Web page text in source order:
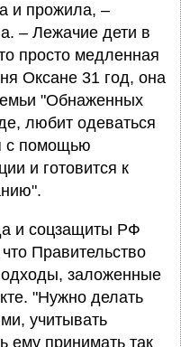
и прожила, –
– Лежачие дети в
просто медленная
Оксане 31 год, она
"Обнаженных
любит одеваться
с помощью
и готовится к
и соцзащиты РФ
Правительство
заложенные
"Нужно делать
учитывать
ему принимать так